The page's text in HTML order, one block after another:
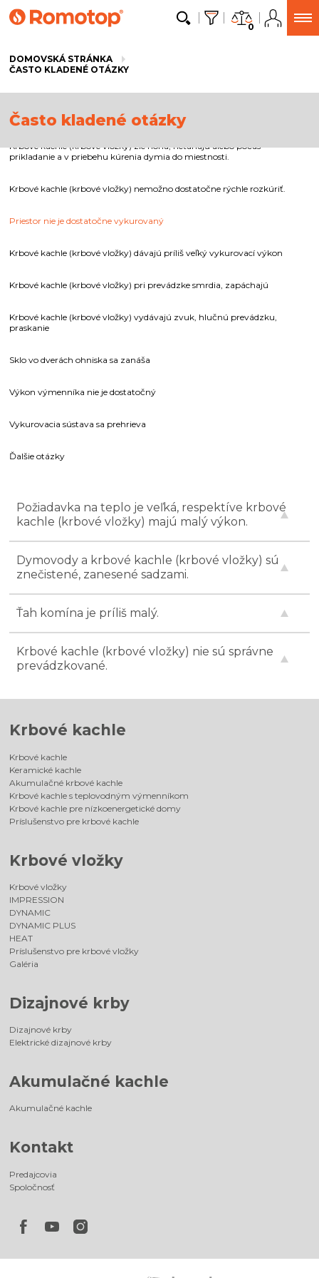
0
DOMOVSKÁ STRÁNKA
ČASTO KLADENÉ OTÁZKY
Často kladené otázky
Krbové kachle (krbové vložky) zle horia, neťahajú alebo počas
prikladanie a v priebehu kúrenia dymia do miestnosti.
Krbové kachle (krbové vložky) nemožno dostatočne rýchle rozkúriť.
Priestor nie je dostatočne vykurovaný
Krbové kachle (krbové vložky) dávajú príliš veľký vykurovací výkon
Krbové kachle (krbové vložky) pri prevádzke smrdia, zapáchajú
Krbové kachle (krbové vložky) vydávajú zvuk, hlučnú prevádzku,
praskanie
Sklo vo dverách ohniska sa zanáša
Výkon výmenníka nie je dostatočný
Vykurovacia sústava sa prehrieva
Ďalšie otázky
Požiadavka na teplo je veľká, respektíve krbové
kachle (krbové vložky) majú malý výkon.
Dymovody a krbové kachle (krbové vložky) sú
znečistené, zanesené sadzami.
Ťah komína je príliš malý.
Krbové kachle (krbové vložky) nie sú správne
prevádzkované.
Krbové kachle
Krbové kachle
Keramické kachle
Akumulačné krbové kachle
Krbové kachle s teplovodným výmenníkom
Krbové kachle pre nízkoenergetické domy
Príslušenstvo pre krbové kachle
Krbové vložky
Krbové vložky
IMPRESSION
DYNAMIC
DYNAMIC PLUS
HEAT
Príslušenstvo pre krbové vložky
Galéria
Dizajnové krby
Dizajnové krby
Elektrické dizajnové krby
Akumulačné kachle
Akumulačné kachle
Kontakt
Predajcovia
Spoločnosť